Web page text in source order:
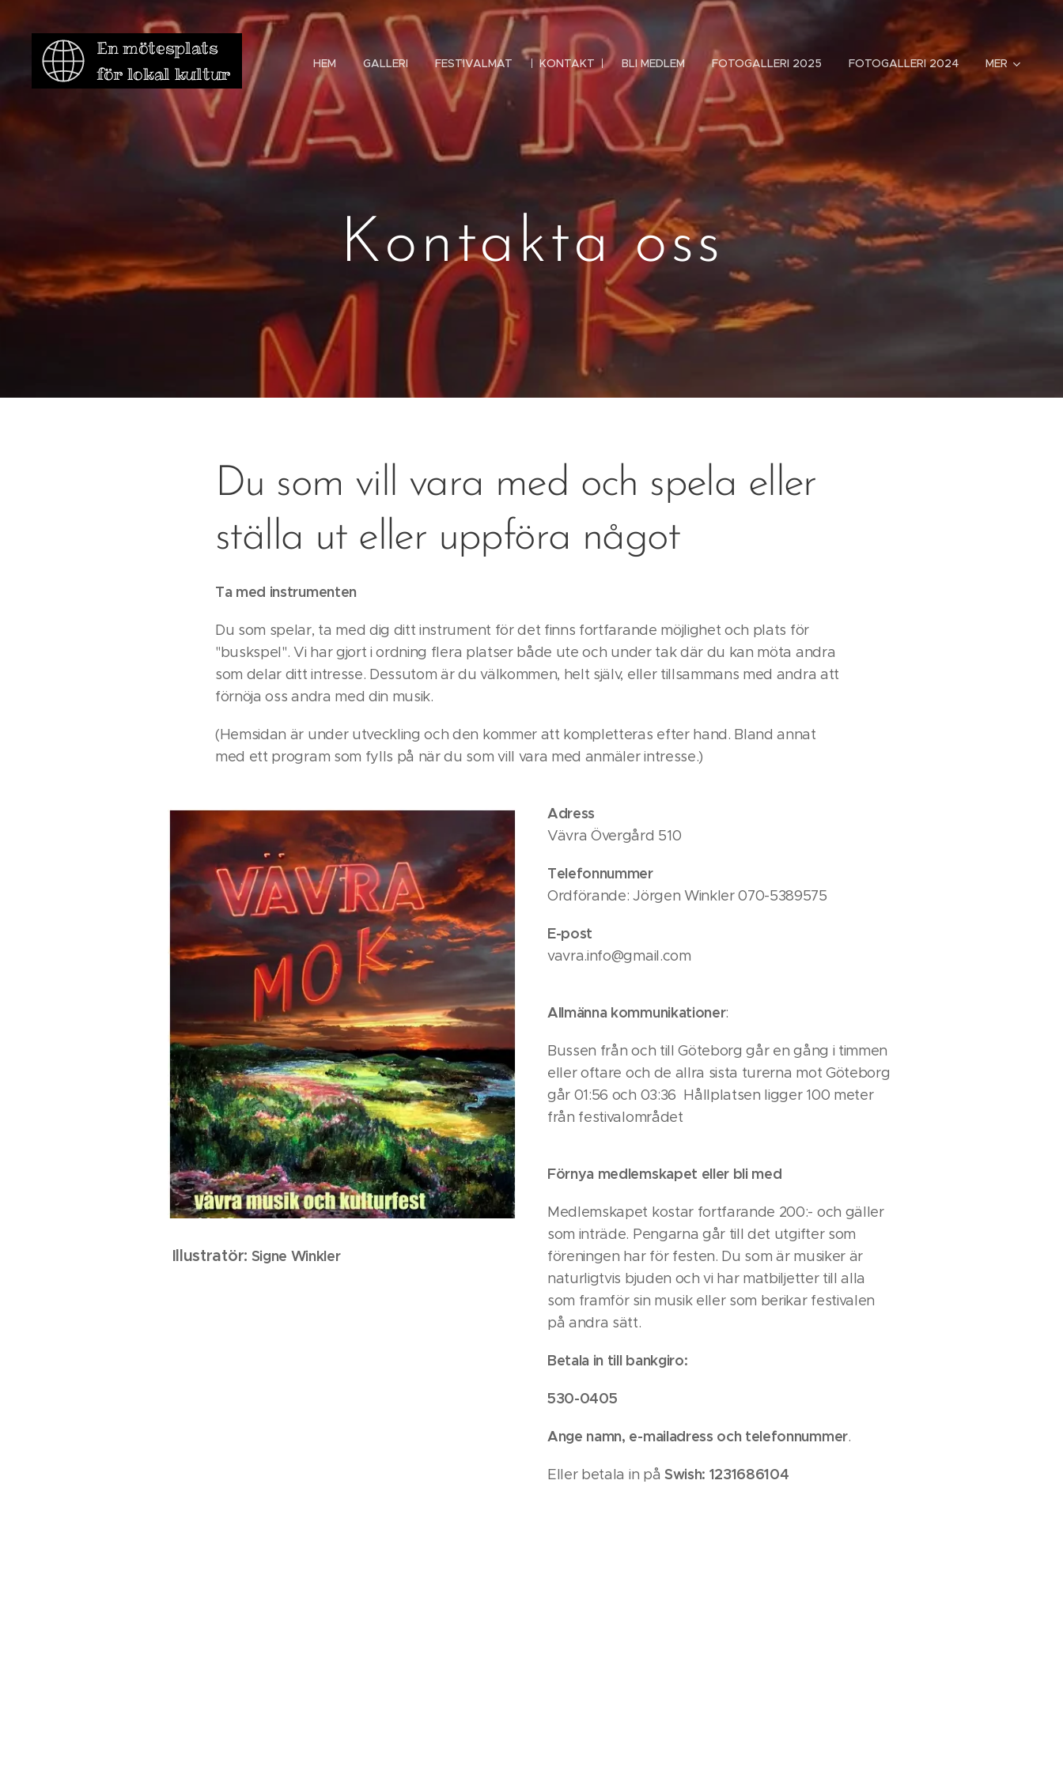
En mötesplats
för lokal kultur
HEM GALLERI FESTIVALMAT KONTAKT BLI MEDLEM FOTOGALLERI 2025 FOTOGALLERI 2024 MER
Kontakta oss
Du som vill vara med och spela eller
ställa ut eller uppföra något
Ta med instrumenten
Du som spelar, ta med dig ditt instrument för det finns fortfarande möjlighet och plats för
"buskspel". Vi har gjort i ordning flera platser både ute och under tak där du kan möta andra
som delar ditt intresse. Dessutom är du välkommen, helt själv, eller tillsammans med andra att
förnöja oss andra med din musik.
(Hemsidan är under utveckling och den kommer att kompletteras efter hand. Bland annat
med ett program som fylls på när du som vill vara med anmäler intresse.)
Illustratör: Signe Winkler
Adress
Vävra Övergård 510
Telefonnummer
Ordförande: Jörgen Winkler 070-5389575
E-post
vavra.info@gmail.com
Allmänna kommunikationer:
Bussen från och till Göteborg går en gång i timmen
eller oftare och de allra sista turerna mot Göteborg
går 01:56 och 03:36 Hållplatsen ligger 100 meter
från festivalområdet
Förnya medlemskapet eller bli med
Medlemskapet kostar fortfarande 200:- och gäller
som inträde. Pengarna går till det utgifter som
föreningen har för festen. Du som är musiker är
naturligtvis bjuden och vi har matbiljetter till alla
som framför sin musik eller som berikar festivalen
på andra sätt.
Betala in till bankgiro:
530-0405
Ange namn, e-mailadress och telefonnummer.
Eller betala in på Swish: 1231686104